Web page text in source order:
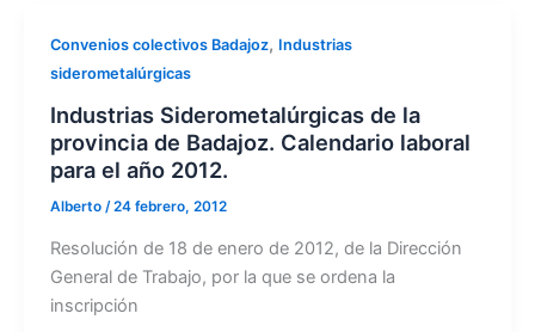
Convenios colectivos Badajoz, Industrias
siderometalúrgicas
Industrias Siderometalúrgicas de la
provincia de Badajoz. Calendario laboral
para el año 2012.
Alberto /24 febrero, 2012
Resolución de 18 de enero de 2012, de la Dirección
General de Trabajo, por la que se ordena la
inscripción